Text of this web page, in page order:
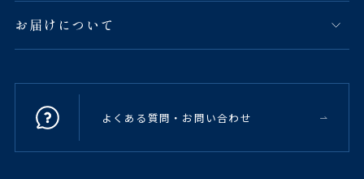
お届けについて
よくある質問・お問い合わせ